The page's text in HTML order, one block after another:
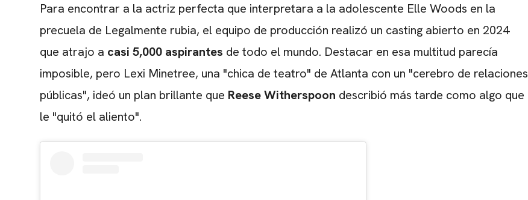
Para encontrar a la actriz perfecta que interpretara a la adolescente Elle Woods en la
precuela de Legalmente rubia, el equipo de producción realizó un casting abierto en 2024
que atrajo a casi 5,000 aspirantes de todo el mundo. Destacar en esa multitud parecía
imposible, pero Lexi Minetree, una "chica de teatro" de Atlanta con un "cerebro de relaciones
públicas", ideó un plan brillante que Reese Witherspoon describió más tarde como algo que
le "quitó el aliento".